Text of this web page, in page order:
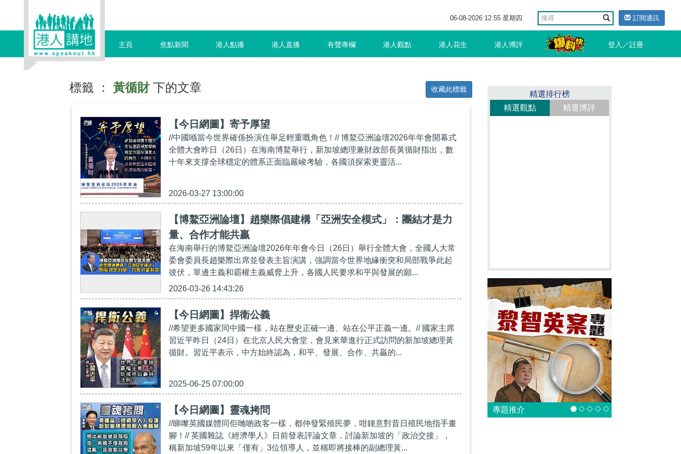
06-08-2026 12:55 星期四 訂閱通訊
主頁 焦點新聞 港人點播 港人直播 有聲專欄 港人觀點 港人花生 港人博評 登入／註冊
標籤 ： 黃循財下的文章 收藏此標籤
【今日網圖】寄予厚望
//中國喺當今世界確係扮演住舉足輕重嘅角色！// 博鰲亞洲論壇2026年年會開幕式
全體大會昨日（26日）在海南博鰲舉行，新加坡總理兼財政部長黃循財指出，數
十年來支撐全球穩定的體系正面臨嚴峻考驗，各國須探索更靈活...
2026-03-27 13:00:00
【博鰲亞洲論壇】趙樂際倡建構「亞洲安全模式」：團結才是力
量、合作才能共贏
在海南舉行的博鰲亞洲論壇2026年年會今日（26日）舉行全體大會，全國人大常
委會委員長趙樂際出席並發表主旨演講，強調當今世界地緣衝突和局部戰爭此起
彼伏，單邊主義和霸權主義威脅上升，各國人民要求和平與發展的願...
2026-03-26 14:43:26
【今日網圖】捍衛公義
//希望更多國家同中國一樣，站在歷史正確一邊、站在公平正義一邊。// 國家主席
習近平昨日（24日）在北京人民大會堂，會見來華進行正式訪問的新加坡總理黃
循財。習近平表示，中方始終認為，和平、發展、合作、共贏的...
2025-06-25 07:00:00
【今日網圖】靈魂拷問
//睇嚟英國媒體同佢哋啲政客一樣，都仲發緊殖民夢，咁鍾意對昔日殖民地指手畫
腳！// 英國雜誌《經濟學人》日前發表評論文章，討論新加坡的「政治交接」，
稱新加坡59年以來「僅有」3位領導人，並稱即將接棒的副總理黃...
精選排行榜
精選觀點
精選博評
專題推介